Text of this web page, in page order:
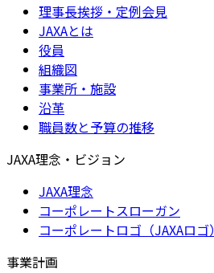
理事長挨拶・定例会見
JAXAとは
役員
組織図
事業所・施設
沿革
職員数と予算の推移
JAXA理念・ビジョン
JAXA理念
コーポレートスローガン
コーポレートロゴ（JAXAロゴ）
事業計画